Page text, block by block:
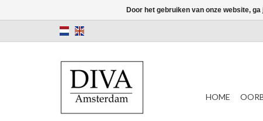
HOME
Door het gebruiken van onze website,